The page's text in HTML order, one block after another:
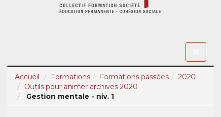
Accueil
Formations Formations passées
2020
Outils pour animer archives 2020
Gestion mentale - niv. 1